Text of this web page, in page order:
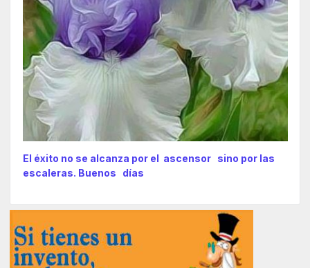
El éxito no se alcanza por el ascensor sino por las
escaleras. Buenos días